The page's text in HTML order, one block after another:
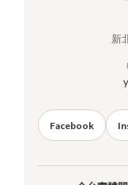
新
Facebook